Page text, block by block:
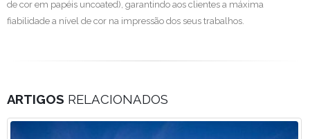
de cor em papéis uncoated), garantindo aos clientes a máxima
fiabilidade a nível de cor na impressão dos seus trabalhos.
ARTIGOS RELACIONADOS